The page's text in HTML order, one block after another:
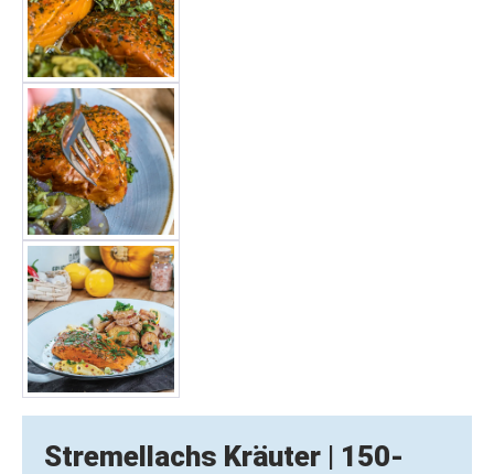
Stremellachs Kräuter | 150-